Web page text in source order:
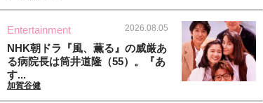
Entertainment 2026.08.05
NHK朝ドラ『風、薫る』の威厳あ
る病院長は筒井道隆（55）。『あ
す...
加賀谷健